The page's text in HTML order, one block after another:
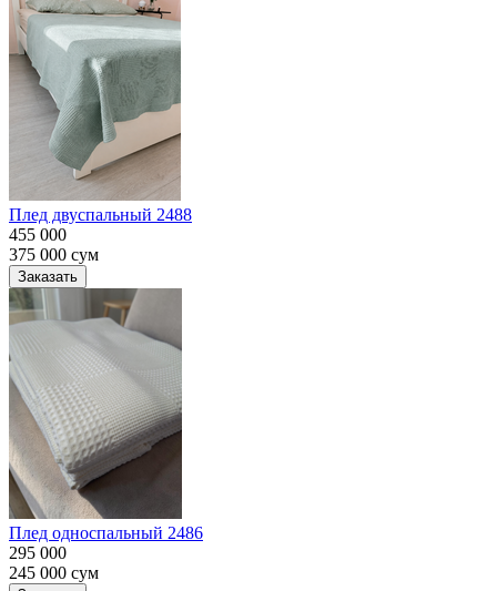
Плед двуспальный 2488
455 000
375 000 сум
Заказать
Плед односпальный 2486
295 000
245 000 сум